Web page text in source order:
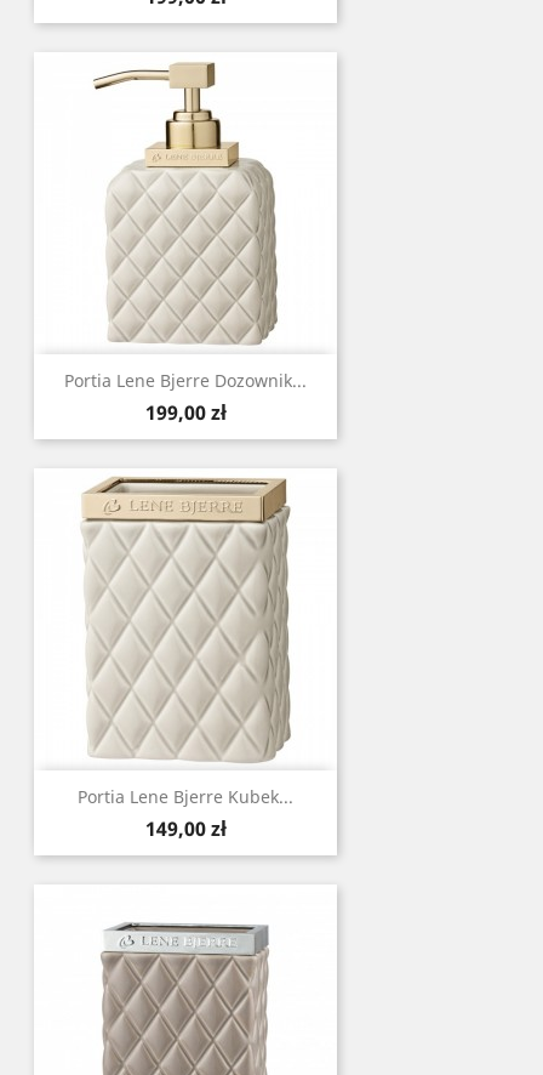
Portia Lene Bjerre Dozownik...
Cena
199,00 zł
Portia Lene Bjerre Kubek...
Cena
149,00 zł